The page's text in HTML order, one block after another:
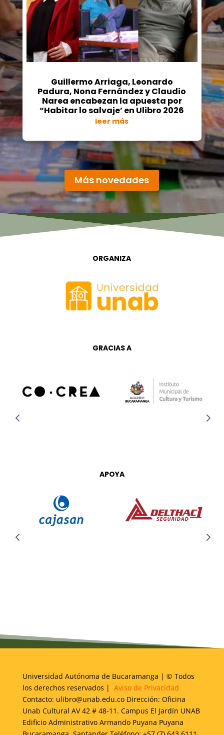
Guillermo Arriaga, Leonardo
Padura, Nona Fernández y Claudio
Narea encabezan la apuesta por
“Habitar lo salvaje’ en Ulibro 2026
leer más
Más novedades
ORGANIZA
GRACIAS A
APOYA
Universidad Autónoma de Bucaramanga | © Todos
los derechos reservados | Aviso de Privacidad
Contacto: ulibro@unab.edu.co Dirección: Oficina
Unab Cultural AV 42 # 48-11. Campus El Jardín UNAB
Edificio Administrativo Armando Puyana Puyana